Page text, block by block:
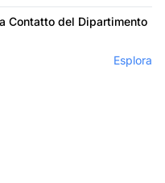
Contatto del Dipartimento
Esplora